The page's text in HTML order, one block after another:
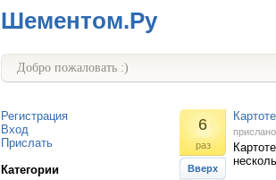
Шементом.Ру
Добро пожаловать :)
Регистрация
Вход
Прислать
Категории
6
раз
Вверх